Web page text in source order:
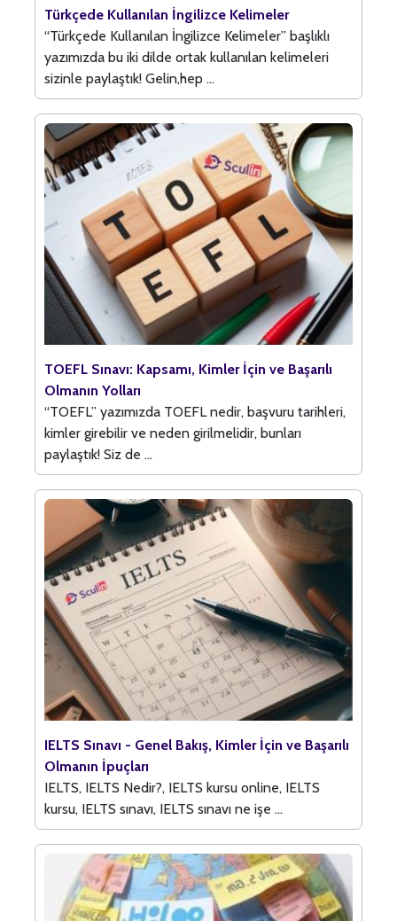
Türkçede Kullanılan İngilizce Kelimeler
“Türkçede Kullanılan İngilizce Kelimeler” başlıklı
yazımızda bu iki dilde ortak kullanılan kelimeleri
sizinle paylaştık! Gelin,hep ...
TOEFL Sınavı: Kapsamı, Kimler İçin ve Başarılı
Olmanın Yolları
“TOEFL” yazımızda TOEFL nedir, başvuru tarihleri,
kimler girebilir ve neden girilmelidir, bunları
paylaştık! Siz de ...
IELTS Sınavı - Genel Bakış, Kimler İçin ve Başarılı
Olmanın İpuçları
IELTS, IELTS Nedir?, IELTS kursu online, IELTS
kursu, IELTS sınavı, IELTS sınavı ne işe ...